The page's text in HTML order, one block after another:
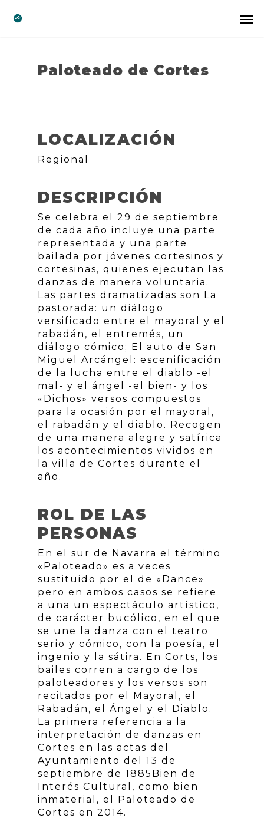
Paloteado de Cortes
LOCALIZACIÓN
Regional
DESCRIPCIÓN
Se celebra el 29 de septiembre
de cada año incluye una parte
representada y una parte
bailada por jóvenes cortesinos y
cortesinas, quienes ejecutan las
danzas de manera voluntaria.
Las partes dramatizadas son La
pastorada: un diálogo
versificado entre el mayoral y el
rabadán, el entremés, un
diálogo cómico; El auto de San
Miguel Arcángel: escenificación
de la lucha entre el diablo -el
mal- y el ángel -el bien- y los
«Dichos» versos compuestos
para la ocasión por el mayoral,
el rabadán y el diablo. Recogen
de una manera alegre y satírica
los acontecimientos vividos en
la villa de Cortes durante el
año.
ROL DE LAS
PERSONAS
En el sur de Navarra el término
«Paloteado» es a veces
sustituido por el de «Dance»
pero en ambos casos se refiere
a una un espectáculo artístico,
de carácter bucólico, en el que
se une la danza con el teatro
serio y cómico, con la poesía, el
ingenio y la sátira. En Corts, los
bailes corren a cargo de los
paloteadores y los versos son
recitados por el Mayoral, el
Rabadán, el Ángel y el Diablo.
La primera referencia a la
interpretación de danzas en
Cortes en las actas del
Ayuntamiento del 13 de
septiembre de 1885Bien de
Interés Cultural, como bien
inmaterial, el Paloteado de
Cortes en 2014.